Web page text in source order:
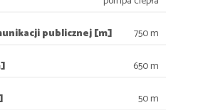
publicznej [m]
750 m
650 m
50 m